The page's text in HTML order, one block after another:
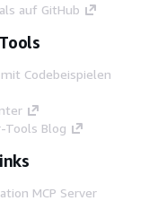
auf GitHub
Codebeispielen
Tools Blog
MCP Server